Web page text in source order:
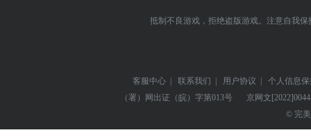
抵制不良游戏，拒绝盗版游戏。注意自我
客服中心 | 联系我们 | 用户协议 |
个人信息
（署）网出证（皖）字第013号
京网文
© 完美